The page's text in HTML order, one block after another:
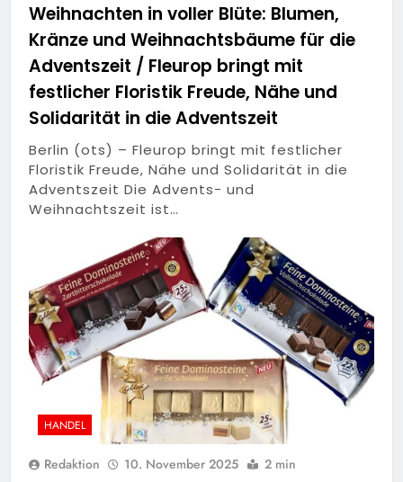
Weihnachten in voller Blüte: Blumen,
Kränze und Weihnachtsbäume für die
Adventszeit / Fleurop bringt mit
festlicher Floristik Freude, Nähe und
Solidarität in die Adventszeit
Berlin (ots) – Fleurop bringt mit festlicher
Floristik Freude, Nähe und Solidarität in die
Adventszeit Die Advents- und
Weihnachtszeit ist…
HANDEL
Redaktion 10. November 2025 2 min